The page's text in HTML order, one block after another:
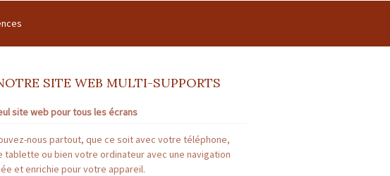
SITE WEB MULTI-SUPPORTS
site web pour tous les écrans
nous partout, que ce soit avec votre téléphone,
tablette ou bien votre ordinateur avec une navigation
et enrichie pour votre appareil.